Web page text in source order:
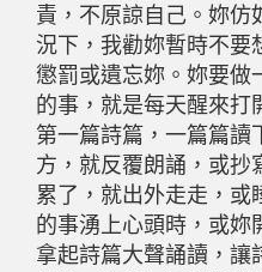
責，不原諒自己。妳仿
況下，我勸妳暫時不要
懲罰或遺忘妳。妳要做
的事，就是每天醒來打
第一篇詩篇，一篇篇讀
方，就反覆朗誦，或抄
累了，就出外走走，或
的事湧上心頭時，或妳
拿起詩篇大聲誦讀，讓